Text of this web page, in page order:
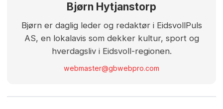
Bjørn Hytjanstorp
Bjørn er daglig leder og redaktør i EidsvollPuls
AS, en lokalavis som dekker kultur, sport og
hverdagsliv i Eidsvoll-regionen.
webmaster@gbwebpro.com